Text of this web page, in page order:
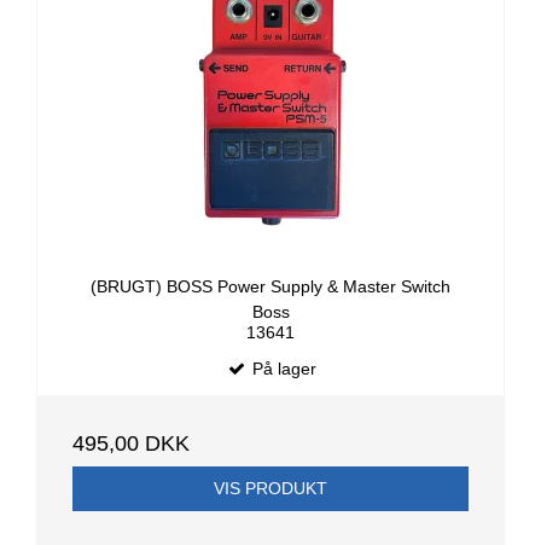
(BRUGT) BOSS Power Supply & Master Switch
Boss
13641
På lager
495,00 DKK
VIS PRODUKT